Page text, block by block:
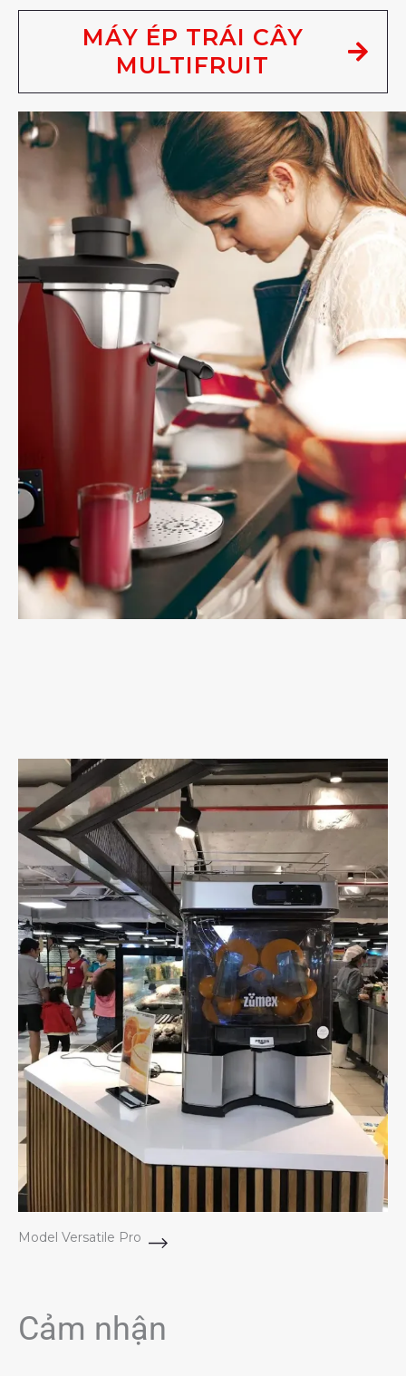
MÁY ÉP TRÁI CÂY
MULTIFRUIT
Model Versatile Pro
Cảm nhận